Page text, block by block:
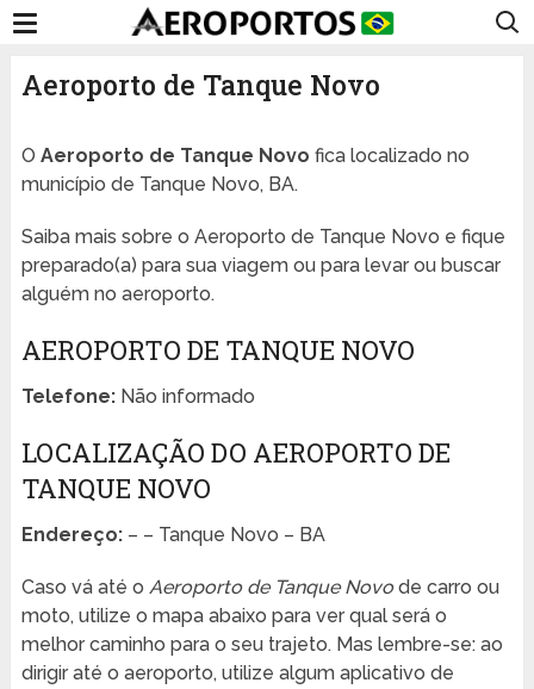
Aeroporto de Tanque Novo
O Aeroporto de Tanque Novo fica localizado no
município de Tanque Novo, BA.
Saiba mais sobre o Aeroporto de Tanque Novo e fique
preparado(a) para sua viagem ou para levar ou buscar
alguém no aeroporto.
AEROPORTO DE TANQUE NOVO
Telefone:Não informado
LOCALIZAÇÃO DO AEROPORTO DE
TANQUE NOVO
Endereço:– – Tanque Novo – BA
Caso vá até o Aeroporto de Tanque Novode carro ou
moto, utilize o mapa abaixo para ver qual será o
melhor caminho para o seu trajeto. Mas lembre-se: ao
dirigir até o aeroporto, utilize algum aplicativo de